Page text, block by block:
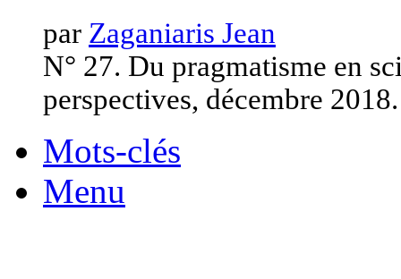
par Zaganiaris Jean
N° 27. Du pragmatisme en
perspectives, décembre 2018.
Mots-clés
Menu